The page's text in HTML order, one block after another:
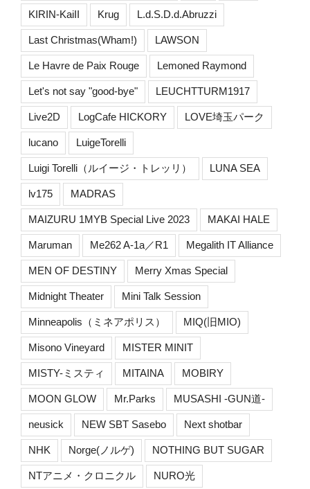
KIRIN-KaiII Krug L.d.S.D.d.Abruzzi
Last Christmas(Wham!) LAWSON
Le Havre de Paix Rouge Lemoned Raymond
Let's not say "good-bye" LEUCHTTURM1917
Live2D LogCafe HICKORY LOVE埼玉パーク
lucano LuigeTorelli
Luigi Torelli（ルイージ・トレッリ） LUNA SEA
lv175 MADRAS
MAIZURU 1MYB Special Live 2023 MAKAI HALE
Maruman Me262 A-1a／R1 Megalith IT Alliance
MEN OF DESTINY Merry Xmas Special
Midnight Theater Mini Talk Session
Minneapolis（ミネアポリス） MIQ(旧MIO)
Misono Vineyard MISTER MINIT
MISTY-ミスティ MITAINA MOBIRY
MOON GLOW Mr.Parks MUSASHI -GUN道-
neusick NEW SBT Sasebo Next shotbar
NHK Norge(ノルゲ) NOTHING BUT SUGAR
NTアニメ・クロニクル NURO光